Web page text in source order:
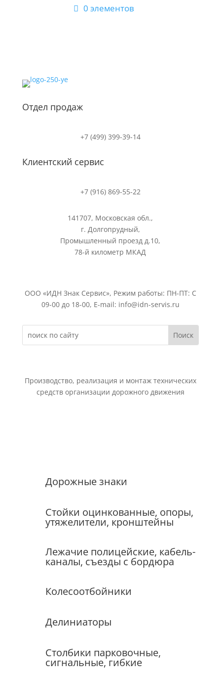
0 элементов
Отдел продаж
+7 (499) 399-39-14
Клиентский сервис
+7 (916) 869-55-22
141707, Московская обл.,
г. Долгопрудный,
Промышленный проезд д.10,
78-й километр МКАД
ООО «ИДН Знак Сервис», Режим работы: ПН-ПТ: С
09-00 до 18-00, E-mail: info@idn-servis.ru
Производство, реализация и монтаж технических
средств организации дорожного движения
Дорожные знаки
Стойки оцинкованные, опоры,
утяжелители, кронштейны
Лежачие полицейские, кабель-
каналы, съезды с бордюра
Колесоотбойники
Делиниаторы
Столбики парковочные,
сигнальные, гибкие